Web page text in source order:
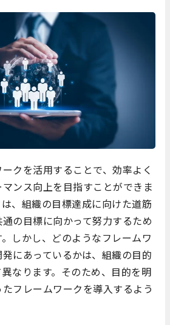
クを活用することで、効率よく
ンス向上を目指すことができま
、組織の目標達成に向けた道筋
の目標に向かって努力するため
しかし、どのようなフレームワ
にあっているかは、組織の目的
なります。そのため、目的を明
フレームワークを導入するよう